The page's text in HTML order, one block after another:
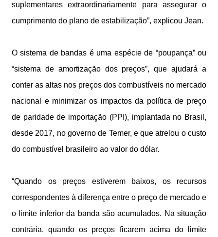
suplementares extraordinariamente para assegurar o
cumprimento do plano de estabilização”, explicou Jean.
O sistema de bandas é uma espécie de “poupança” ou
“sistema de amortização dos preços”, que ajudará a
conter as altas nos preços dos combustíveis no mercado
nacional e minimizar os impactos da política de preço
de paridade de importação (PPI), implantada no Brasil,
desde 2017, no governo de Temer, e que atrelou o custo
do combustível brasileiro ao valor do dólar.
“Quando os preços estiverem baixos, os recursos
correspondentes à diferença entre o preço de mercado e
o limite inferior da banda são acumulados. Na situação
contrária, quando os preços ficarem acima do limite